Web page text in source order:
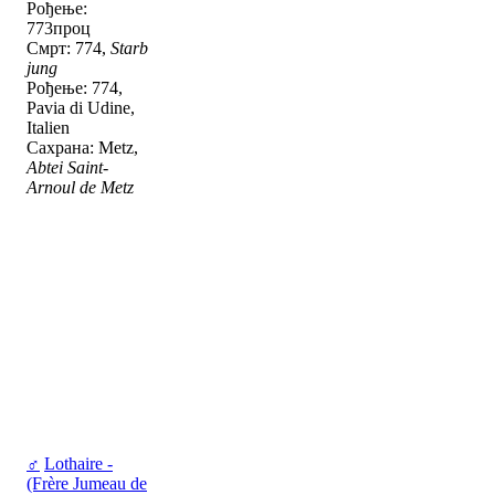
Рођење:
773проц
Смрт: 774, Starb
jung
Рођење: 774,
Pavia di Udine,
Italien
Сахрана: Metz,
Abtei Saint-
Arnoul de Metz
♂ Lothaire -
(Frère Jumeau de